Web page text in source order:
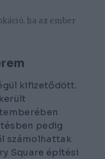
ha az ember
kifizetődött.
pedig
számolhattak
Square építési